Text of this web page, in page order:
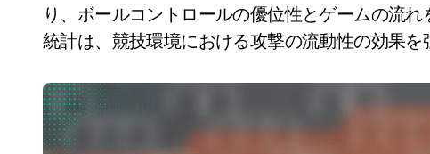
り、ボールコントロールの優位性とゲームの流
統計は、競技環境における攻撃の流動性の効果を